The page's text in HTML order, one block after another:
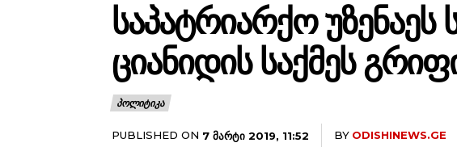
ᲡᲐᲞᲐᲢᲠᲘᲐᲠᲥᲝ
ᲪᲘᲐᲜᲘᲓᲘᲡ ᲡᲐᲥᲛᲔᲡ
ᲞᲝᲚᲘᲢᲘᲙᲐ
PUBLISHED ON 7 ᲛᲐᲠᲢᲘ 2019, 11:52 BY ODISHINEWS.GE